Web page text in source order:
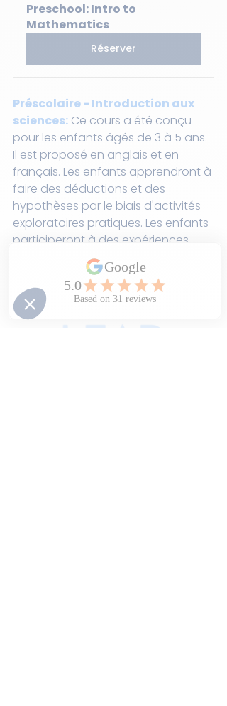
Preschool: Intro to
Mathematics
Réserver
Préscolaire - Introduction aux
sciences: Ce cours a été conçu
pour les enfants âgés de 3 à 5 ans.
Il est proposé en anglais et en
français. Les enfants apprendront à
faire des déductions et des
hypothèses par le biais d'activités
exploratoires pratiques. Les enfants
participeront à des expériences
scientifiques et seront exposés à
des concepts de science,
d'ingénierie et de technologie tout
au long de ce cours.